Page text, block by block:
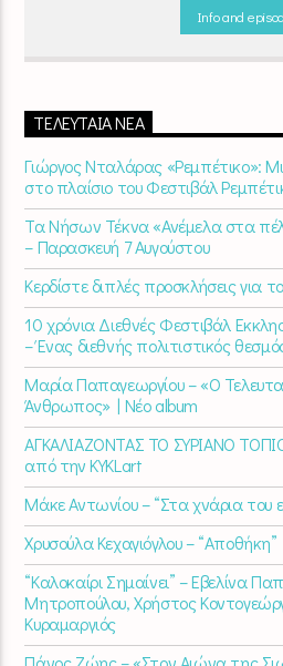
:00 – 00:00στον
Info and
ΤΕΛΕΥΤΑΊΑ ΝΈΑ
Γιώργος Νταλάρας «Ρεμπέτικο»:
στο πλαίσιο του Φεστιβάλ
Τα Νήσων Τέκνα «Ανέμελα στα
– Παρασκευή 7 Αυγούστου
Κερδίστε διπλές προσκλήσεις για
10 χρόνια Διεθνές Φεστιβάλ
– Ένας διεθνής πολιτιστικός
Μαρία Παπαγεωργίου – «Ο
Άνθρωπος» | Νέο album
ΑΓΚΑΛΙΑΖΟΝΤΑΣ ΤΟ ΣΥΡΙΑΝΟ
από την KYKLart
Μάκε Αντωνίου – “Στα χνάρια του
Χρυσούλα Κεχαγιόγλου –
“Καλοκαίρι Σημαίνει” – Εβελίνα
Μητροπούλου, Χρήστος
Κυραμαργιός